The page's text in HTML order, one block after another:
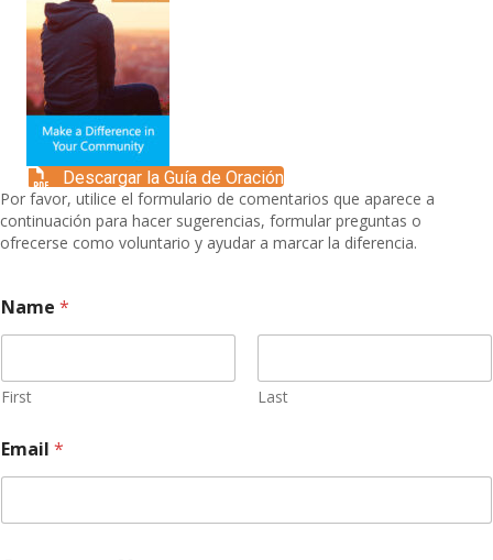
Descargar la Guía de Oración
Por favor, utilice el formulario de comentarios que aparece a
continuación para hacer sugerencias, formular preguntas o
ofrecerse como voluntario y ayudar a marcar la diferencia.
Name *
First Last
e
s
a
Email *